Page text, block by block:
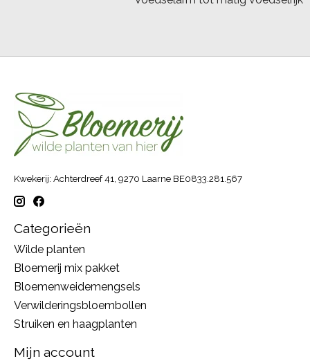
Kwekerij: Achterdreef 41, 9270 Laarne BE0833.281.567
Categorieën
Wilde planten
Bloemerij mix pakket
Bloemenweidemengsels
Verwilderingsbloembollen
Struiken en haagplanten
Mijn account